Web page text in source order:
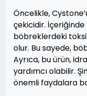
Öncelikle,
çekicidir.
böbreklerdeki
olur. Bu sayede,
Ayrıca, bu ürün,
yardımcı olabilir.
önemli faydalara